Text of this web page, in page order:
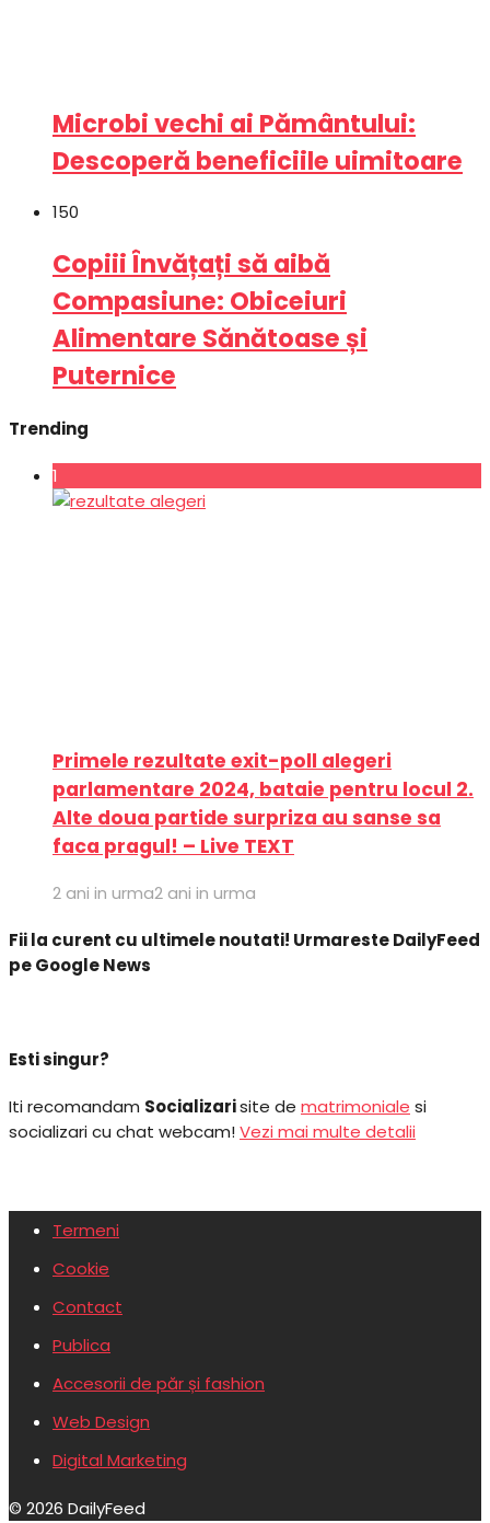
Microbi vechi ai Pământului:
Descoperă beneficiile uimitoare
150
Copiii Învățați să aibă
Compasiune: Obiceiuri
Alimentare Sănătoase și
Puternice
Trending
1
Primele rezultate exit-poll alegeri
parlamentare 2024, bataie pentru locul 2.
Alte doua partide surpriza au sanse sa
faca pragul! – Live TEXT
2 ani in urma2 ani in urma
Fii la curent cu ultimele noutati! Urmareste DailyFeed
pe Google News
Esti singur?
Iti recomandam Socializarisite de matrimoniale si
socializari cu chat webcam!Vezi mai multe detalii
Termeni
Cookie
Contact
Publica
Accesorii de păr și fashion
Web Design
Digital Marketing
© 2026 DailyFeed